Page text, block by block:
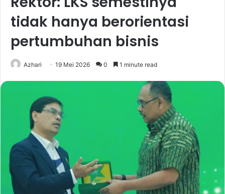
tidak hanya berorientasi
pertumbuhan bisnis
Azhari 19 Mei 2026 0 1 minute read